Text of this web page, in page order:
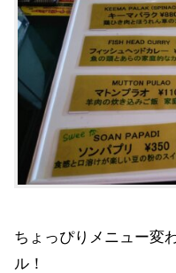
ちょっぴりメニュー変
ル！